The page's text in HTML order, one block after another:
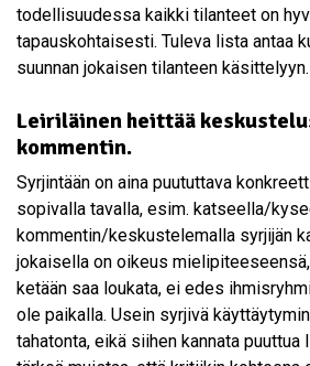
todellisuudessa kaikki tilanteet on
tapauskohtaisesti. Tuleva lista antaa
suunnan jokaisen tilanteen käsittelyyn.
Leiriläinen heittää
kommentin.
Syrjintään on aina puututtava
sopivalla tavalla, esim. katseella/
kommentin/keskustelemalla syrjijän
jokaisella on oikeus
ketään saa loukata, ei edes
ole paikalla. Usein syrjivä
tahatonta, eikä siihen kannata